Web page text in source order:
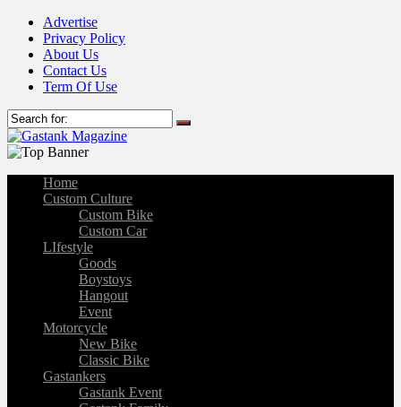
Advertise
Privacy Policy
About Us
Contact Us
Term Of Use
Home
Custom Culture
Custom Bike
Custom Car
LIfestyle
Goods
Boystoys
Hangout
Event
Motorcycle
New Bike
Classic Bike
Gastankers
Gastank Event